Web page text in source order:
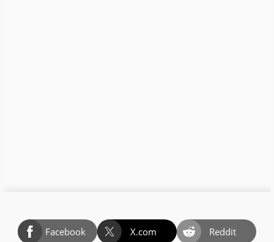
Facebook X.com
Reddit